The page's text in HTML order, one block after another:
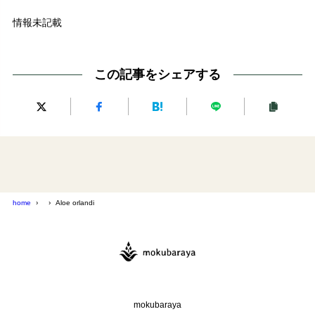
情報未記載
この記事をシェアする
home Aloe orlandi
mokubaraya